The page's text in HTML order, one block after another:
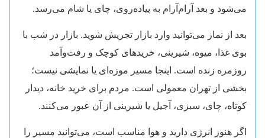
می‌شود و بعد آرام‌آرام به پیاده‌روی، چای یا شام می‌رسد.
بعد از نماز می‌توانید وارد بازار تجریش شوید. بازار در شب با
بوی غذا، میوه، شیرینی، خریدهای کوچک و رفت‌وآمد
روزمره زنده است. اینجا مسیر موزه‌ای یا نمایشی نیست؛
بخشی از تهران معمولی است. مردم برای خرید خانه، دیدار
کوتاه، چای، سبزی، آجیل یا شیرینی از آن عبور می‌کنند.
اگر هنوز انرژی دارید و هوا مناسب است، می‌توانید مسیر را